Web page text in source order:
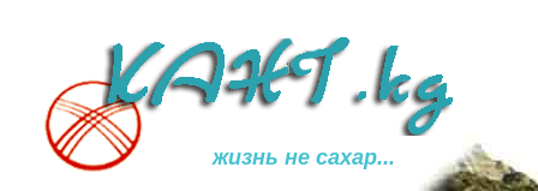
жизнь не сахар...